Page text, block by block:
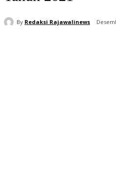
By Redaksi Rajawalinews